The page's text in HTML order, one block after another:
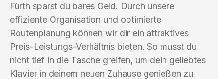
Fürth sparst du bares Geld. Durch unsere
effiziente Organisation und optimierte
Routenplanung können wir dir ein attraktives
Preis-Leistungs-Verhältnis bieten. So musst du
nicht tief in die Tasche greifen, um dein geliebtes
Klavier in deinem neuen Zuhause genießen zu